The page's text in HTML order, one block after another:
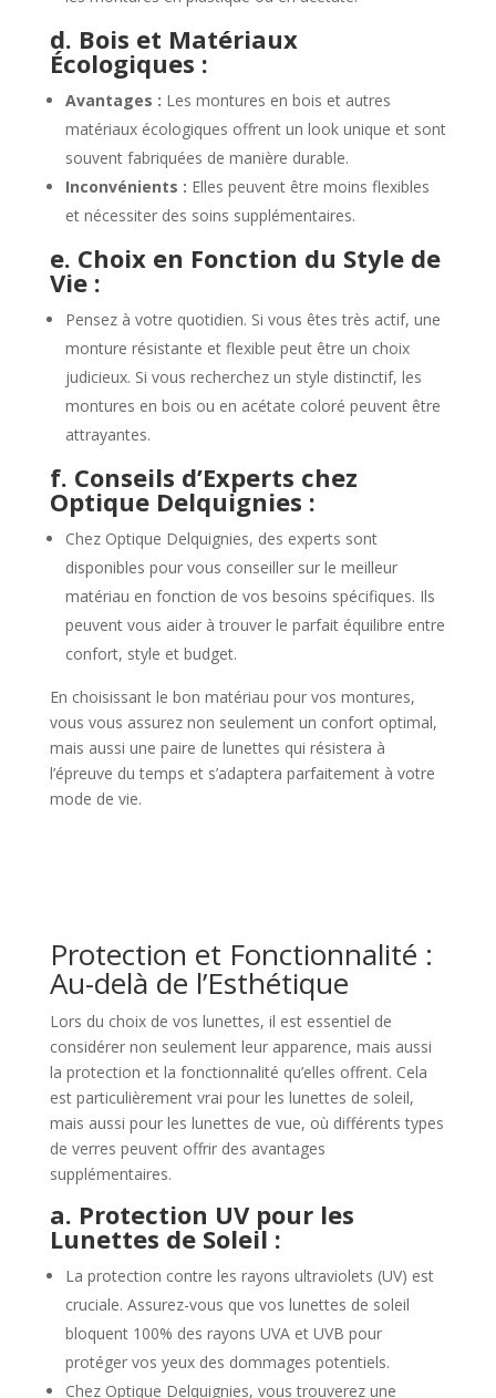
d. Bois et Matériaux
Écologiques :
Avantages : Les montures en bois et autres
matériaux écologiques offrent un look unique et sont
souvent fabriquées de manière durable.
Inconvénients : Elles peuvent être moins flexibles
et nécessiter des soins supplémentaires.
e. Choix en Fonction du Style de
Vie :
Pensez à votre quotidien. Si vous êtes très actif, une
monture résistante et flexible peut être un choix
judicieux. Si vous recherchez un style distinctif, les
montures en bois ou en acétate coloré peuvent être
attrayantes.
f. Conseils d’Experts chez
Optique Delquignies :
Chez Optique Delquignies, des experts sont
disponibles pour vous conseiller sur le meilleur
matériau en fonction de vos besoins spécifiques. Ils
peuvent vous aider à trouver le parfait équilibre entre
confort, style et budget.
En choisissant le bon matériau pour vos montures,
vous vous assurez non seulement un confort optimal,
mais aussi une paire de lunettes qui résistera à
l’épreuve du temps et s’adaptera parfaitement à votre
mode de vie.
Protection et Fonctionnalité :
Au-delà de l’Esthétique
Lors du choix de vos lunettes, il est essentiel de
considérer non seulement leur apparence, mais aussi
la protection et la fonctionnalité qu’elles offrent. Cela
est particulièrement vrai pour les lunettes de soleil,
mais aussi pour les lunettes de vue, où différents types
de verres peuvent offrir des avantages
supplémentaires.
a. Protection UV pour les
Lunettes de Soleil :
La protection contre les rayons ultraviolets (UV) est
cruciale. Assurez-vous que vos lunettes de soleil
bloquent 100% des rayons UVA et UVB pour
protéger vos yeux des dommages potentiels.
Chez Optique Delquignies, vous trouverez une